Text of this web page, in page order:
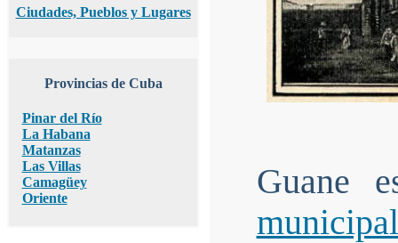
Ciudades, Pueblos y Lugares
Provincias de Cuba
Pinar del Río
La Habana
Matanzas
Las Villas
Camagüey
Oriente
Guane
municipal